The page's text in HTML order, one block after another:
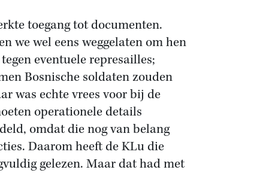
toegang tot documenten.
we wel eens weggelaten om hen
eventuele represailles;
Bosnische soldaten zouden
was echte vrees voor bij de
operationele details
omdat die nog van belang
Daarom heeft de KLu die
gelezen. Maar dat had met